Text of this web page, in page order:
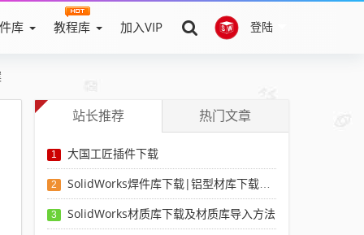
登陆
库 教程库 加入VIP
站长推荐 热门文章
1 大国工匠插件下载
2 SolidWorks焊件库下载|铝型材库下载|附sw焊件库添加配置使用教程
3 SolidWorks材质库下载及材质库导入方法